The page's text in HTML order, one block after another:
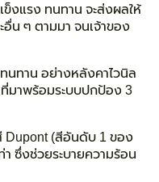
งแรง ทนทาน จะส่งผลให้
น ๆ ตามมา จนเจ้าของ
ทาน อย่างหลังคาไวนิล
มาพร้อมระบบปกป้อง 3
Dupont (สีอันดับ 1 ของ
ซึ่งช่วยระบายความร้อน